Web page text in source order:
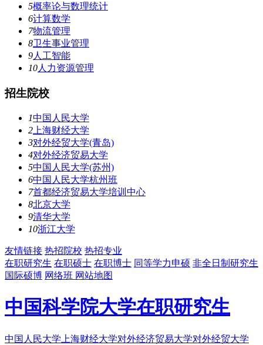
5概率论与数理统计
6计算数学
7物流管理
8卫生事业管理
9人工智能
10人力资源管理
招生院校
1中国人民大学
2 上海财经大学
3对外经贸大学(青岛)
4对外经济贸易大学
5中国人民大学(苏州)
6中国人民大学杭州班
7首都经济贸易大学培训中心
8北京大学
9清华大学
10浙江大学
友情链接 热招院校 热招专业
在职研究生 在职硕士 在职博士 同等学力申硕 非全日制研究生
国际硕博 网络班 网站地图
中国科学院大学在职研究生
中国人民大学 上海财经大学对外经济贸易大学对外经贸大学